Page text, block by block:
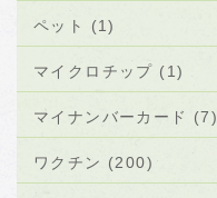
ペット (1)
マイクロチップ (1)
マイナンバーカード (7)
ワクチン (200)